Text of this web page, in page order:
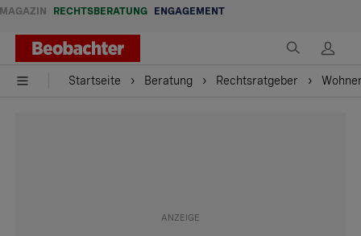
MAGAZIN RECHTSBERATUNG ENGAGEMENT
Startseite Beratung Rechtsratgeber